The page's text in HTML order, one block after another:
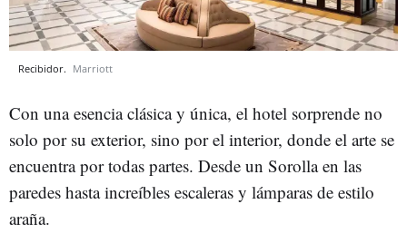
Recibidor. Marriott
Con una esencia clásica y única, el hotel sorprende no
solo por su exterior, sino por el interior, donde el arte se
encuentra por todas partes. Desde un Sorolla en las
paredes hasta increíbles escaleras y lámparas de estilo
araña.